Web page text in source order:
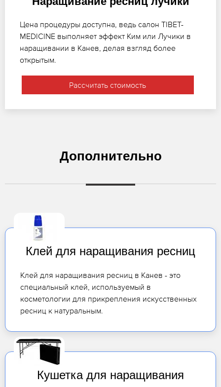
Цена процедуры доступна, ведь салон TIBET-
MEDICINE выполняет эффект Ким или Лучики в
наращивании в Канев, делая взгляд более
открытым.
Рассчитать стоимость
Дополнительно
Клей для наращивания ресниц
Клей для наращивания ресниц в Канев - это
специальный клей, используемый в
косметологии для прикрепления искусственных
ресниц к натуральным.
Кушетка для наращивания